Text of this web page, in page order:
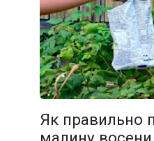
Як правильно